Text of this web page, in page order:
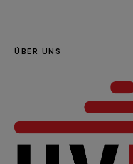
ÜBER UNS